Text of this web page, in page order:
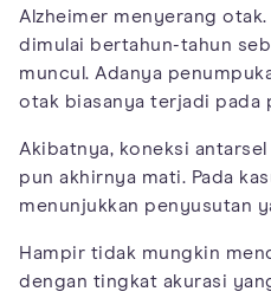
Alzheimer menyerang
dimulai bertahun-tahun
muncul. Adanya
otak biasanya terjadi pada
Akibatnya, koneksi
pun akhirnya mati. Pada
menunjukkan penyusutan
Hampir tidak mungkin
dengan tingkat akurasi